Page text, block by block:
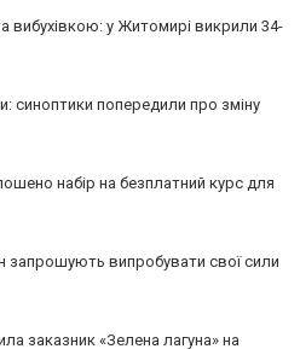
вибухівкою: у Житомирі викрили 34-
синоптики попередили про зміну
набір на безплатний курс для
запрошують випробувати свої сили
заказник «Зелена лагуна» на